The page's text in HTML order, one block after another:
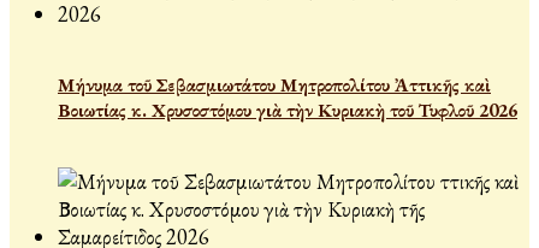
Μήνυμα τοῦ Σεβασμιωτάτου Μητροπολίτου Ἀττικῆς καὶ
Βοιωτίας κ. Χρυσοστόμου γιὰ τὴν Κυριακὴ τοῦ Τυφλοῦ 2026